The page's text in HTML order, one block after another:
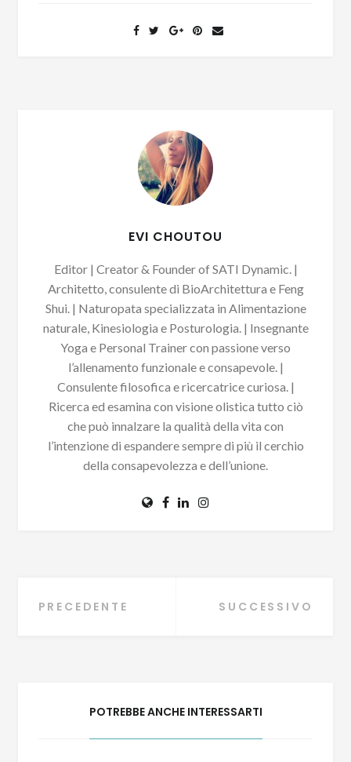
EVI CHOUTOU
Editor | Creator & Founder of SATI Dynamic. |
Architetto, consulente di BioArchitettura e Feng
Shui. | Naturopata specializzata in Alimentazione
naturale, Kinesiologia e Posturologia. | Insegnante
Yoga e Personal Trainer con passione verso
l’allenamento funzionale e consapevole. |
Consulente filosofica e ricercatrice curiosa. |
Ricerca ed esamina con visione olistica tutto ciò
che può innalzare la qualità della vita con
l’intenzione di espandere sempre di più il cerchio
della consapevolezza e dell’unione.
Navigazione
PRECEDENTE SUCCESSIVO
POTREBBE ANCHE INTERESSARTI